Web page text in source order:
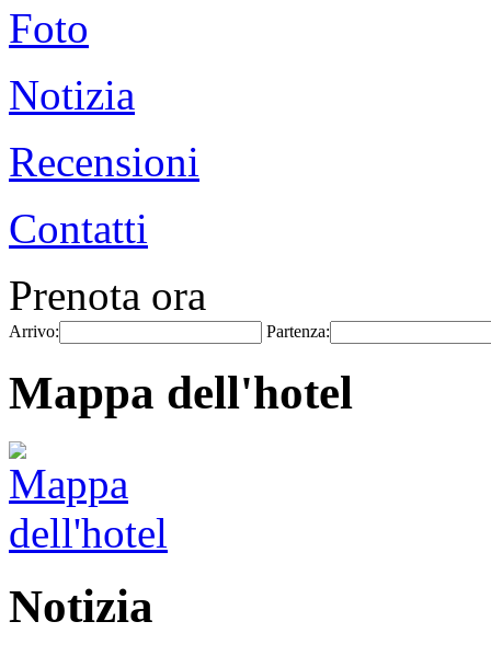
Foto
Notizia
Recensioni
Contatti
Prenota ora
Arrivo: Partenza:
Mappa dell'hotel
Notizia